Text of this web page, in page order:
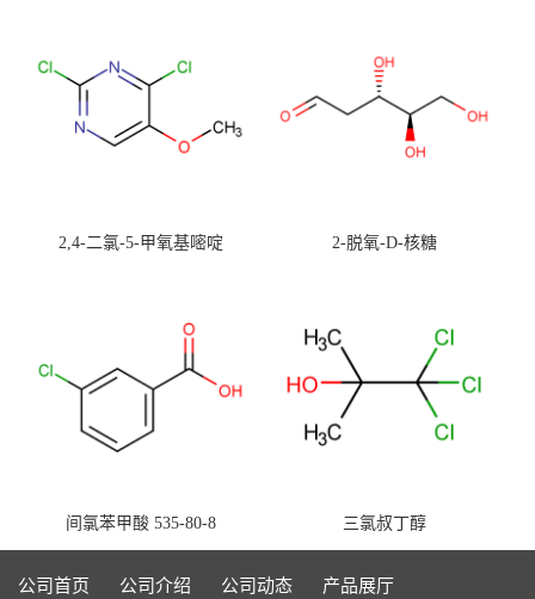
2,4-二氯-5-甲氧基嘧啶 2-脱氧-D-核糖
间氯苯甲酸 535-80-8 三氯叔丁醇
公司首页 公司介绍 公司动态 产品展厅